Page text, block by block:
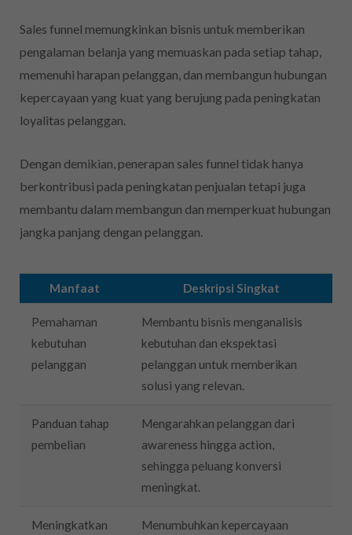
Sales funnel memungkinkan bisnis untuk memberikan
pengalaman belanja yang memuaskan pada setiap tahap,
memenuhi harapan pelanggan, dan membangun hubungan
kepercayaan yang kuat yang berujung pada peningkatan
loyalitas pelanggan.
Dengan demikian, penerapan sales funnel tidak hanya
berkontribusi pada peningkatan penjualan tetapi juga
membantu dalam membangun dan memperkuat hubungan
jangka panjang dengan pelanggan.
Manfaat Deskripsi Singkat
Pemahaman
kebutuhan
pelanggan
Membantu bisnis menganalisis
kebutuhan dan ekspektasi
pelanggan untuk memberikan
solusi yang relevan.
Panduan tahap
pembelian
Mengarahkan pelanggan dari
awareness hingga action,
sehingga peluang konversi
meningkat.
Meningkatkan
Menumbuhkan kepercayaan